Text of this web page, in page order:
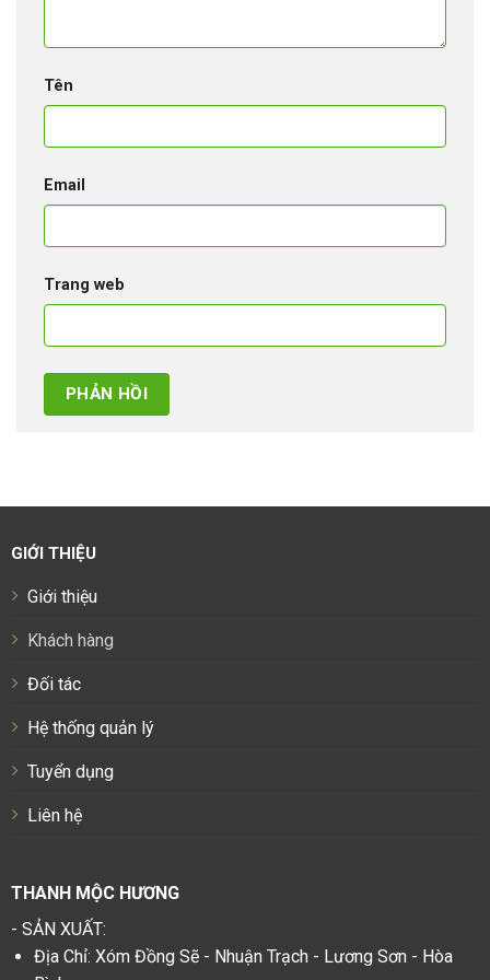
Tên
Email
Trang web
GIỚI THIỆU
Giới thiệu
Khách hàng
Đối tác
Hệ thống quản lý
Tuyển dụng
Liên hệ
THANH MỘC HƯƠNG
- SẢN XUẤT:
Địa Chỉ: Xóm Đồng Sẽ - Nhuận Trạch - Lương Sơn - Hòa